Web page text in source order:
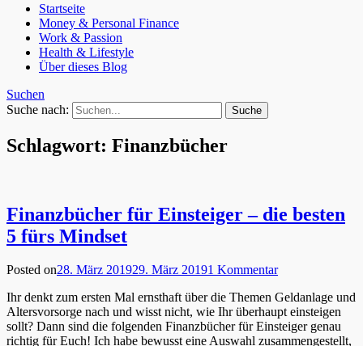
Startseite
Money & Personal Finance
Work & Passion
Health & Lifestyle
Über dieses Blog
Suchen
Suche nach:
Schlagwort: Finanzbücher
Finanzbücher für Einsteiger – die besten
5 fürs Mindset
Posted on28. März 201929. März 20191 Kommentar
Ihr denkt zum ersten Mal ernsthaft über die Themen Geldanlage und
Altersvorsorge nach und wisst nicht, wie Ihr überhaupt einsteigen
sollt? Dann sind die folgenden Finanzbücher für Einsteiger genau
richtig für Euch! Ich habe bewusst eine Auswahl zusammengestellt,